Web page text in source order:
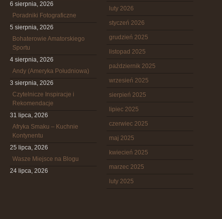
6 sierpnia, 2026
Poradniki Fotograficzne
5 sierpnia, 2026
Bohaterowie Amatorskiego
Sportu
4 sierpnia, 2026
Andy (Ameryka Południowa)
3 sierpnia, 2026
Czytelnicze Inspiracje i
Rekomendacje
31 lipca, 2026
Afryka Smaku – Kuchnie
Kontynentu
25 lipca, 2026
Wasze Miejsce na Blogu
24 lipca, 2026
luty 2026
styczeń 2026
grudzień 2025
listopad 2025
październik 2025
wrzesień 2025
sierpień 2025
lipiec 2025
czerwiec 2025
maj 2025
kwiecień 2025
marzec 2025
luty 2025